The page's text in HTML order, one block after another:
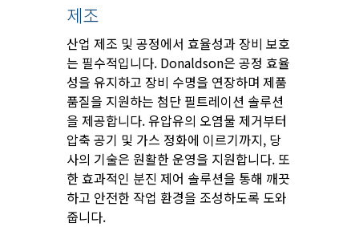
제조
산업 제조 및 공정에서 효율성과 장비 보호
는 필수적입니다. Donaldson은 공정 효율
성을 유지하고 장비 수명을 연장하며 제품
품질을 지원하는 첨단 필트레이션 솔루션
을 제공합니다. 유압유의 오염물 제거부터
압축 공기 및 가스 정화에 이르기까지, 당
사의 기술은 원활한 운영을 지원합니다. 또
한 효과적인 분진 제어 솔루션을 통해 깨끗
하고 안전한 작업 환경을 조성하도록 도와
줍니다.